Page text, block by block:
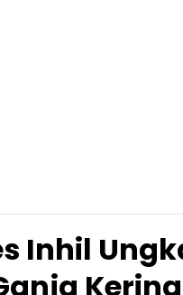
Inhil
Kering